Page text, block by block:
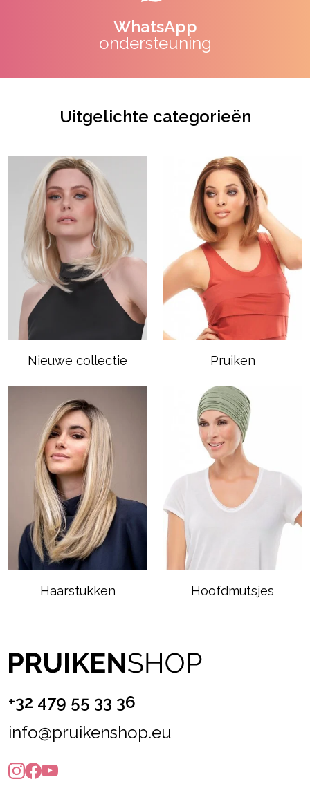
WhatsApp
ondersteuning
Uitgelichte categorieën
Nieuwe collectie Pruiken
Haarstukken Hoofdmutsjes
+32 479 55 33 36
info@pruikenshop.eu